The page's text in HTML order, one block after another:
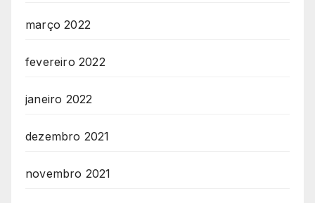
março 2022
fevereiro 2022
janeiro 2022
dezembro 2021
novembro 2021